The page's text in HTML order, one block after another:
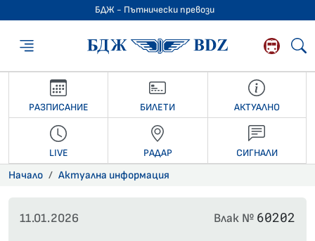
БДЖ - Пътнически превози
БДЖ -
РАЗПИСАНИЕ БИЛЕТИ АКТУАЛНО
LIVE РАДАР СИГНАЛИ
Начало Актуална информация
11.01.2026 Влак № 60202